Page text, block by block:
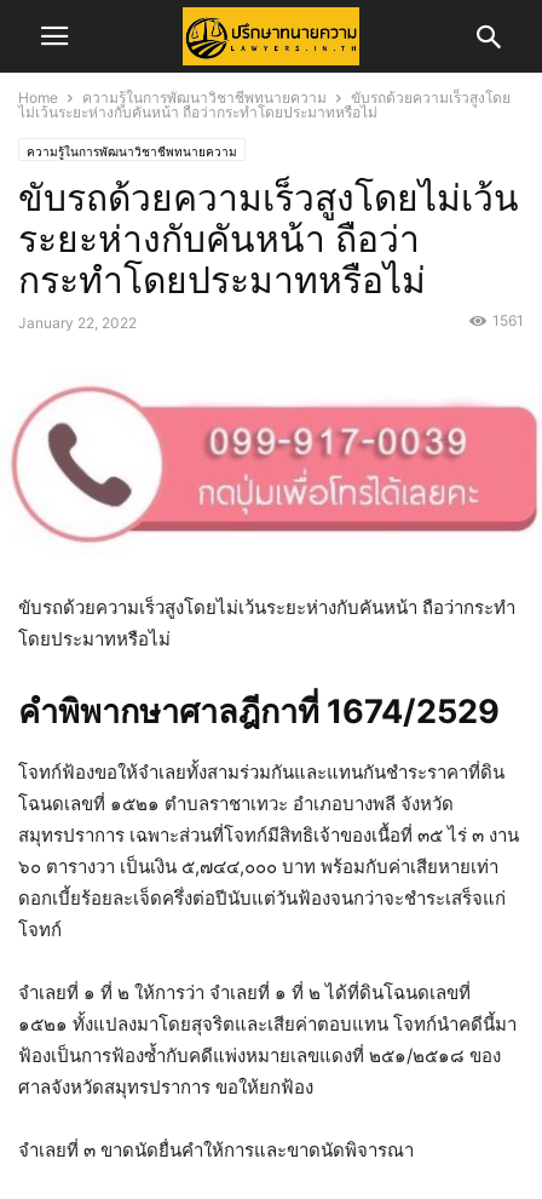
Home ความรู้ในการพัฒนาวิชาชีพทนายความ
ขับรถด้วยความเร็วสูงโดย
ไม่เว้นระยะห่างกับคันหน้า ถือว่ากระทำโดยประมาทหรือไม่
ความรู้ในการพัฒนาวิชาชีพทนายความ
ขับรถด้วยความเร็วสูงโดยไม่เว้น
ระยะห่างกับคันหน้า ถือว่า
กระทำโดยประมาทหรือไม่
January 22, 2022 1561
ขับรถด้วยความเร็วสูงโดยไม่เว้นระยะห่างกับคันหน้า ถือว่ากระทำ
โดยประมาทหรือไม่
คำพิพากษาศาลฎีกาที่ 1674/2529
โจทก์ฟ้องขอให้จำเลยทั้งสามร่วมกันและแทนกันชำระราคาที่ดิน
โฉนดเลขที่ ๑๕๒๑ ตำบลราชาเทวะ อำเภอบางพลี จังหวัด
สมุทรปราการ เฉพาะส่วนที่โจทก์มีสิทธิเจ้าของเนื้อที่ ๓๕ ไร่ ๓ งาน
๖๐ ตารางวา เป็นเงิน ๕,๗๔๔,๐๐๐ บาท พร้อมกับค่าเสียหายเท่า
ดอกเบี้ยร้อยละเจ็ดครึ่งต่อปีนับแต่วันฟ้องจนกว่าจะชำระเสร็จแก่
โจทก์
จำเลยที่ ๑ ที่ ๒ ให้การว่า จำเลยที่ ๑ ที่ ๒ ได้ที่ดินโฉนดเลขที่
๑๕๒๑ ทั้งแปลงมาโดยสุจริตและเสียค่าตอบแทน โจทก์นำคดีนี้มา
ฟ้องเป็นการฟ้องซ้ำกับคดีแพ่งหมายเลขแดงที่ ๒๕๑/๒๕๑๘ ของ
ศาลจังหวัดสมุทรปราการ ขอให้ยกฟ้อง
จำเลยที่ ๓ ขาดนัดยื่นคำให้การและขาดนัดพิจารณา